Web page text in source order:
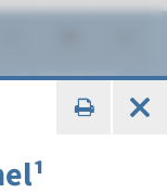
(WES)